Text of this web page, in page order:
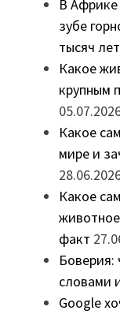
В
зубе
тысяч лет
Какое
крупным
Какое
мире и
Какое
факт
Боверия:
словами
Google